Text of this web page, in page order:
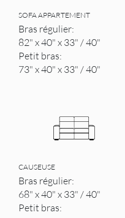
SOFA APPARTEMENT
Bras régulier:
82" x 40" x 33" / 40"
Petit bras:
73" x 40" x 33" / 40"
CAUSEUSE
Bras régulier:
68" x 40" x 33" / 40"
Petit bras: